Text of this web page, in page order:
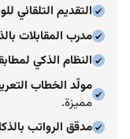
التقديم التلقائي
مدرب المقابلات
النظام الذكي
مولّد الخطاب
مميزة.
مدقق الرواتب